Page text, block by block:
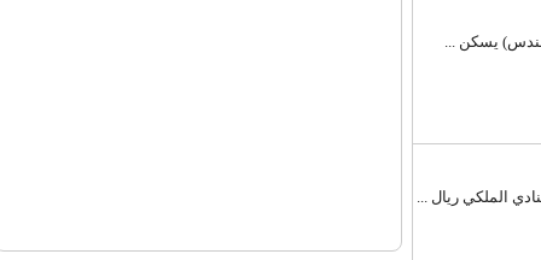
يسكن ...
الملكي ريال ...